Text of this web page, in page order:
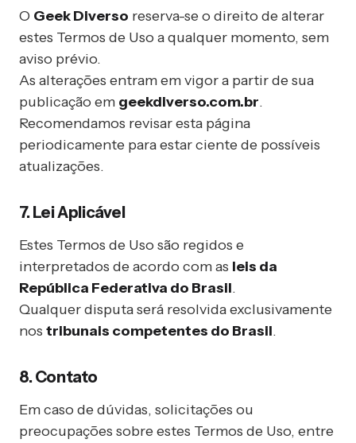
O Geek Diverso reserva-se o direito de alterar
estes Termos de Uso a qualquer momento, sem
aviso prévio.
As alterações entram em vigor a partir de sua
publicação em geekdiverso.com.br.
Recomendamos revisar esta página
periodicamente para estar ciente de possíveis
atualizações.
7. Lei Aplicável
Estes Termos de Uso são regidos e
interpretados de acordo com as leis da
República Federativa do Brasil.
Qualquer disputa será resolvida exclusivamente
nos tribunais competentes do Brasil.
8. Contato
Em caso de dúvidas, solicitações ou
preocupações sobre estes Termos de Uso, entre